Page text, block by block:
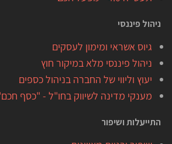
ניהול פיננסי
גיוס אשראי ומימון לעסקים
ניהול פיננסי מלא במיקור חוץ
יעוץ וליווי של החברה בניהול כספים
מענקי מדינה לשיווק בחו"ל - "כסף
התייעלות ושיפור